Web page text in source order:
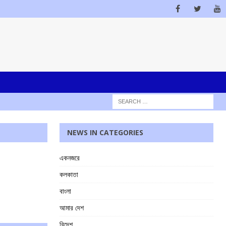
NEWS IN CATEGORIES
একনজরে
কলকাতা
বাংলা
আমার দেশ